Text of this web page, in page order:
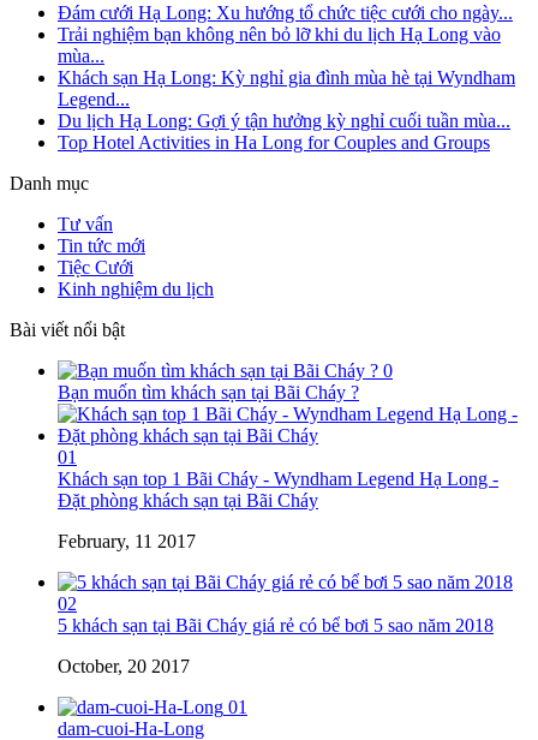
Đám cưới Hạ Long: Xu hướng tổ chức tiệc cưới cho ngày...
Trải nghiệm bạn không nên bỏ lỡ khi du lịch Hạ Long vào
mùa...
Khách sạn Hạ Long: Kỳ nghỉ gia đình mùa hè tại Wyndham
Legend...
Du lịch Hạ Long: Gợi ý tận hưởng kỳ nghỉ cuối tuần mùa...
Top Hotel Activities in Ha Long for Couples and Groups
Danh mục
Tư vấn
Tin tức mới
Tiệc Cưới
Kinh nghiệm du lịch
Bài viết nổi bật
0
Bạn muốn tìm khách sạn tại Bãi Cháy ?
01
Khách sạn top 1 Bãi Cháy - Wyndham Legend Hạ Long -
Đặt phòng khách sạn tại Bãi Cháy
February, 11 2017
02
5 khách sạn tại Bãi Cháy giá rẻ có bể bơi 5 sao năm 2018
October, 20 2017
01
dam-cuoi-Ha-Long